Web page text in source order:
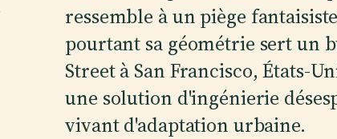
ressemble à un piège
pourtant sa géométrie sert un
Street à San Francisco, États-
une solution d'ingénierie
vivant d'adaptation urbaine.